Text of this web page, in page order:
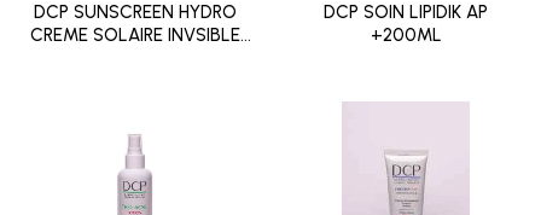
DCP SUNSCREEN HYDRO
CREME SOLAIRE INVSIBLE
DCP SOIN LIPIDIK AP
+200ML